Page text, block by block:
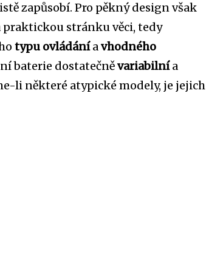
zapůsobí. Pro pěkný design však
stránku věci, tedy
typu ovládáníavhodného
baterie dostatečněvariabilnía
li některé atypické modely, je jejich